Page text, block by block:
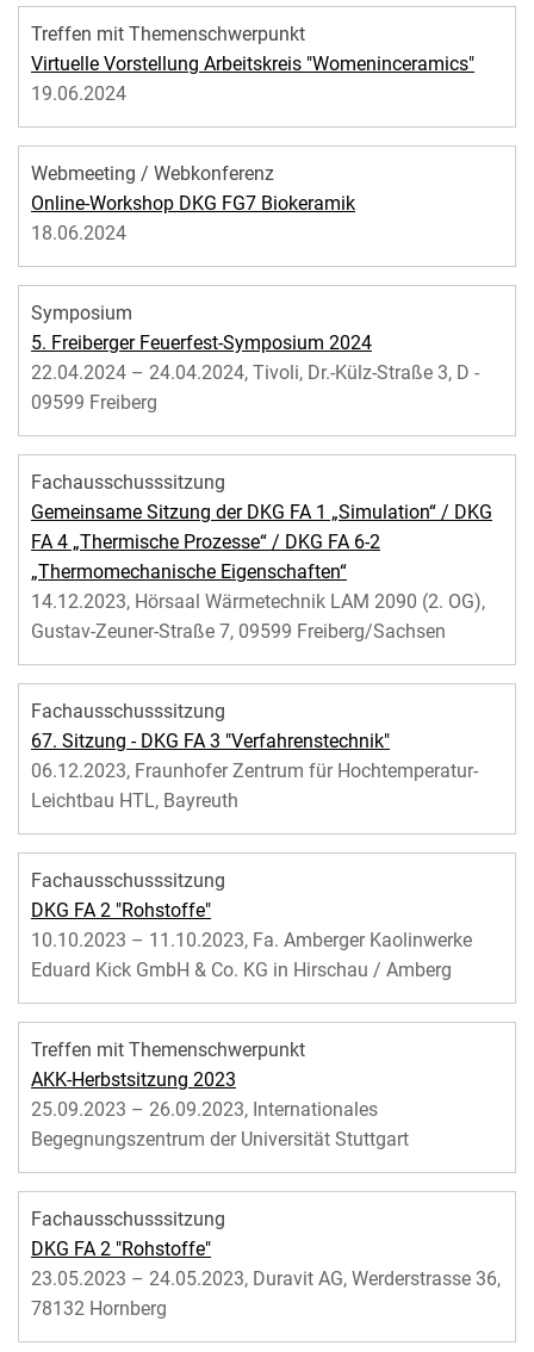
Treffen mit Themenschwerpunkt
Virtuelle Vorstellung Arbeitskreis "Womeninceramics"
19.06.2024
Webmeeting / Webkonferenz
Online-Workshop DKG FG7 Biokeramik
18.06.2024
Symposium
5. Freiberger Feuerfest-Symposium 2024
22.04.2024 – 24.04.2024, Tivoli, Dr.-Külz-Straße 3, D -
09599 Freiberg
Fachausschusssitzung
Gemeinsame Sitzung der DKG FA 1 „Simulation“ / DKG
FA 4 „Thermische Prozesse“ / DKG FA 6-2
„Thermomechanische Eigenschaften“
14.12.2023, Hörsaal Wärmetechnik LAM 2090 (2. OG),
Gustav-Zeuner-Straße 7, 09599 Freiberg/Sachsen
Fachausschusssitzung
67. Sitzung - DKG FA 3 "Verfahrenstechnik"
06.12.2023, Fraunhofer Zentrum für Hochtemperatur-
Leichtbau HTL, Bayreuth
Fachausschusssitzung
DKG FA 2 "Rohstoffe"
10.10.2023 – 11.10.2023, Fa. Amberger Kaolinwerke
Eduard Kick GmbH & Co. KG in Hirschau / Amberg
Treffen mit Themenschwerpunkt
AKK-Herbstsitzung 2023
25.09.2023 – 26.09.2023, Internationales
Begegnungszentrum der Universität Stuttgart
Fachausschusssitzung
DKG FA 2 "Rohstoffe"
23.05.2023 – 24.05.2023, Duravit AG, Werderstrasse 36,
78132 Hornberg